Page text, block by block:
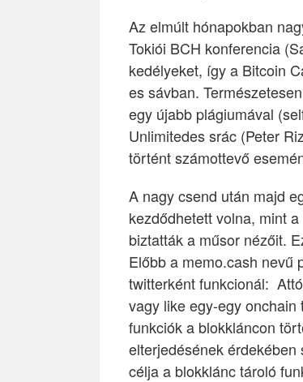
Az elmúlt hónapokban
Tokiói BCH konferencia
kedélyeket, így a Bitcoin
es sávban.
egy újabb plágiumával
Unlimitedes srác (Peter
történt számottevő
A nagy csend után majd
kezdődhetett volna, mint
biztatták a műsor nézőit.
Előbb a memo.cash nevű
twitterként funkcionál:
vagy like egy-egy
funkciók a blokkláncon
elterjedésének
célja a blokklánc tároló